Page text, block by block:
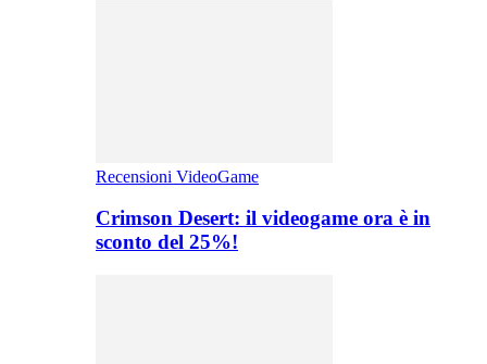
Recensioni VideoGame
Crimson Desert: il videogame ora è in
sconto del 25%!